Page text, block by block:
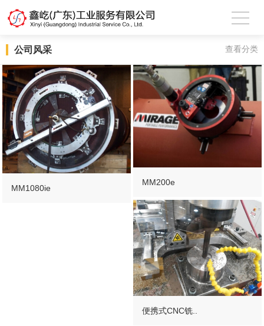
公司风采 查看分类
MM1080ie
MM200e
便携式CNC铣..